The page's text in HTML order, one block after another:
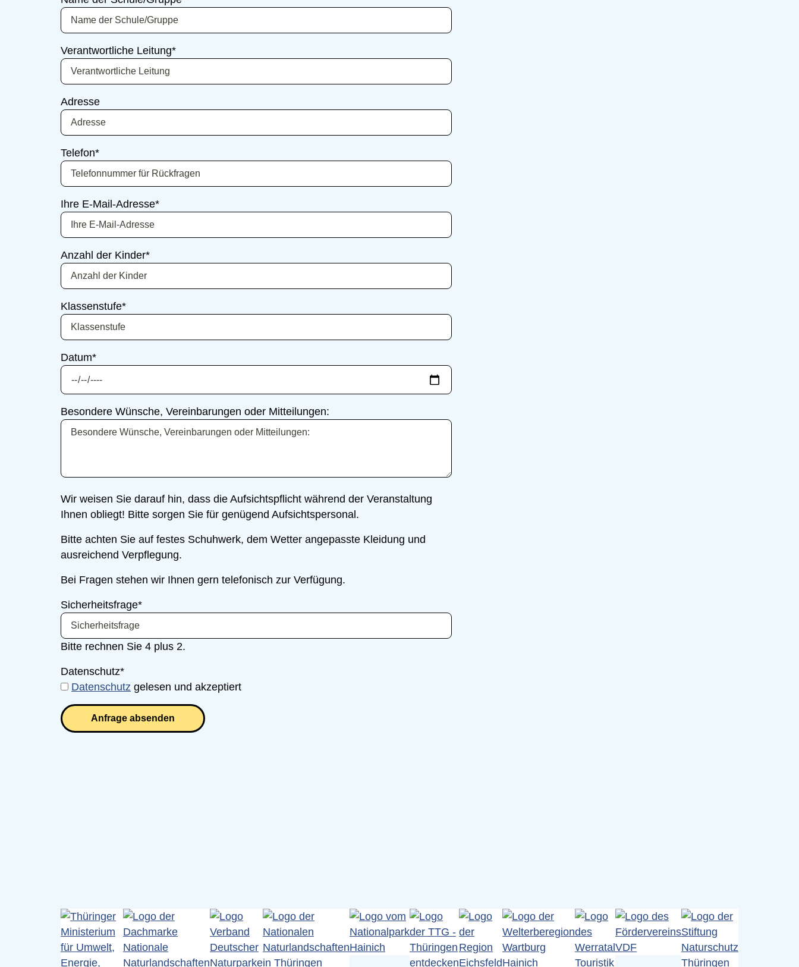
Verantwortliche Leitung*
Adresse
Telefon*
Ihre E-Mail-Adresse*
Anzahl der Kinder*
Klassenstufe*
Datum*
Besondere Wünsche, Vereinbarungen oder Mitteilungen:
Wir weisen Sie darauf hin, dass die Aufsichtspflicht während der Veranstaltung
Ihnen obliegt! Bitte sorgen Sie für genügend Aufsichtspersonal.
Bitte achten Sie auf festes Schuhwerk, dem Wetter angepasste Kleidung und
ausreichend Verpflegung.
Bei Fragen stehen wir Ihnen gern telefonisch zur Verfügung.
Sicherheitsfrage*
Bitte rechnen Sie 4 plus 2.
Datenschutz*
Datenschutz gelesen und akzeptiert
Anfrage absenden